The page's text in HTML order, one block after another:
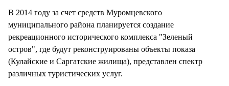
В 2014 году за счет средств Муромцевского
муниципального района планируется создание
рекреационного исторического комплекса "Зеленый
остров", где будут реконструированы объекты показа
(Кулайские и Саргатские жилища), представлен спектр
различных туристических услуг.